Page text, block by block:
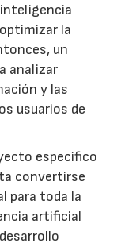
la
un
analizar
y las
usuarios de
específico
convertirse
para toda la
artificial